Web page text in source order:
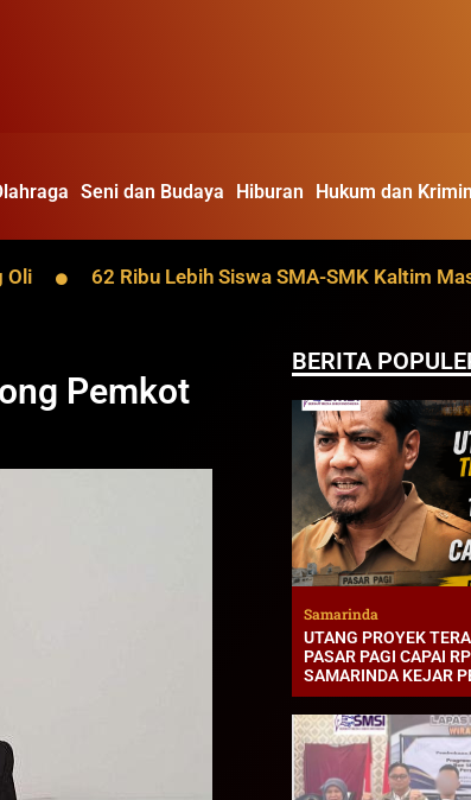
Seni dan Budaya Hiburan Hukum dan
62 Ribu Lebih Siswa SMA-SMK Kaltim
Pemkot
BERITA
Samarinda
UTANG PROYEK
PASAR PAGI CAPAI
SAMARINDA KEJAR